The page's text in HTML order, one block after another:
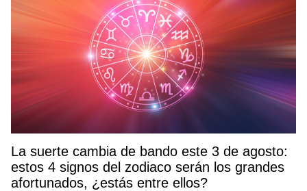
La suerte cambia de bando este 3 de agosto:
estos 4 signos del zodiaco serán los grandes
afortunados, ¿estás entre ellos?